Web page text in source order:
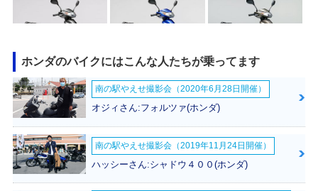
2010年 Dio Speci
al・特別・限定仕様
2010年 Dio・カラ
ーチェンジ
2009年 Dio・カラ
ーチェンジ
ホンダのバイクにはこんな人たちが乗ってます
南の駅やえせ撮影会（2020年6月28日開催）
オジィさん:フォルツァ(ホンダ)
南の駅やえせ撮影会（2019年11月24日開催）
ハッシーさん:シャドウ４００(ホンダ)